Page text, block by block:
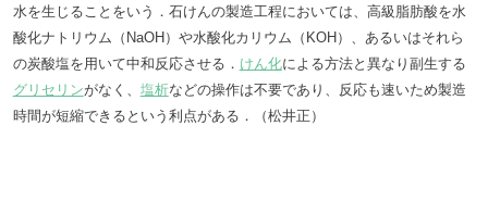
水を生じることをいう．石けんの製造工程においては、高級脂肪酸を水
酸化ナトリウム（NaOH）や水酸化カリウム（KOH）、あるいはそれら
の炭酸塩を用いて中和反応させる． けん化による方法と異なり副生する
グリセリンがなく、 塩析などの操作は不要であり、反応も速いため製造
時間が短縮できるという利点がある．（松井正）